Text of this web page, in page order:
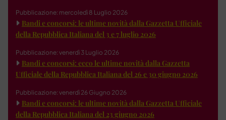
Pubblicazione: mercoledì 8 Luglio 2026
Bandi e concorsi: le ultime novità dalla Gazzetta Ufficiale
della Repubblica Italiana del 3 e 7 luglio 2026
Pubblicazione: venerdì 3 Luglio 2026
Bandi e concorsi: ecco le ultime novità dalla Gazzetta
Ufficiale della Repubblica Italiana del 26 e 30 giugno 2026
Pubblicazione: venerdì 26 Giugno 2026
Bandi e concorsi: le ultime novità dalla Gazzetta Ufficiale
della Repubblica Italiana del 23 giugno 2026